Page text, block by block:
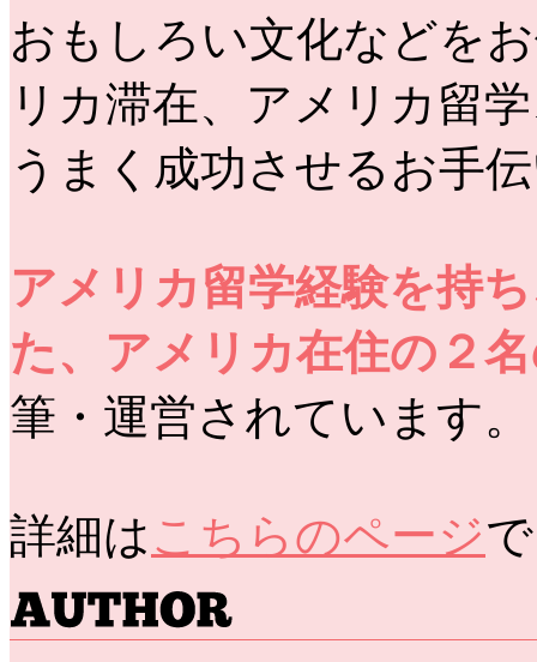
おもしろい文化などを
リカ滞在、アメリカ留
うまく成功させるお手
アメリカ留学経験を持
た、アメリカ在住の２
筆・運営されています。
詳細はこちらのページ